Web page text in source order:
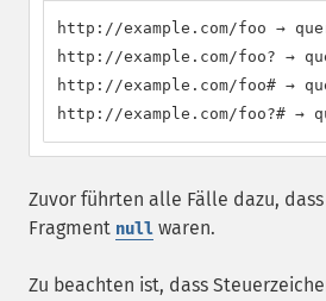
http://example.com/foo →
http://example.com/foo? →
http://example.com/foo# →
http://example.com/foo?#
Zuvor führten alle Fälle dazu,
Fragment null waren.
Zu beachten ist, dass